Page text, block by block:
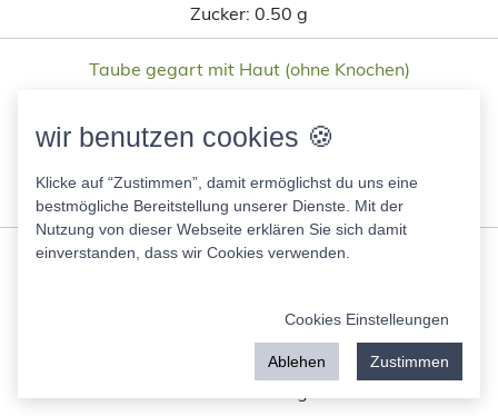
Zucker: 0.50 g
Taube gegart mit Haut (ohne Knochen)
19.00 g
Eiweis:22.00 g
KH:0.00 g
Zucker:0.00 g
Buffet Putenkochschinken
1.40 g
22.00 g
1.00 g
wir benutzen cookies 🍪
Klicke auf “Zustimmen”, damit ermöglichst du uns eine
bestmögliche Bereitstellung unserer Dienste. Mit der
Nutzung von dieser Webseite erklären Sie sich damit
einverstanden, dass wir Cookies verwenden.
Cookies Einstelleungen
Ablehen Zustimmen